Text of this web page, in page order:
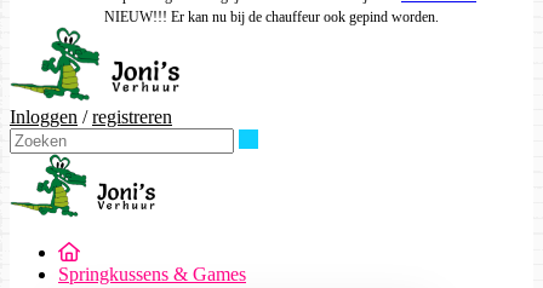
NIEUW!!! Er kan nu bij de chauffeur ook gepind worden.
Inloggen /registreren
Springkussens & Games